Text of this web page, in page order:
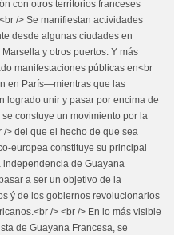
con otros territorios franceses
/> Se manifiestan actividades
desde algunas ciudades en
y otros puertos. Y más
manifestaciones públicas en<br
en París—mientras que las
logrado unir y pasar por encima de
constuye un movimiento por la
> del que el hecho de que sea
europea constituye su principal
independencia de Guayana
a ser un objetivo de la
ý de los gobiernos revolucionarios
/> <br /> En lo más visible
de Guayana Francesa, se